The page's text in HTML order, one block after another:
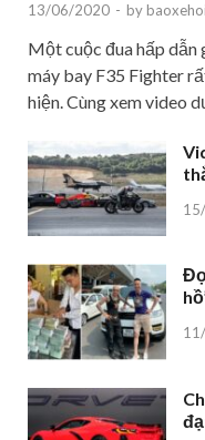
13/06/2020 - by
Một cuộc đua hấp dẫn
máy bay F35 Fighter
hiện. Cùng xem video